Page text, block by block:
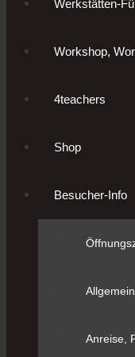
Werkstätten-
Workshop,
4teachers
Shop
Besucher-Info
Anreise,